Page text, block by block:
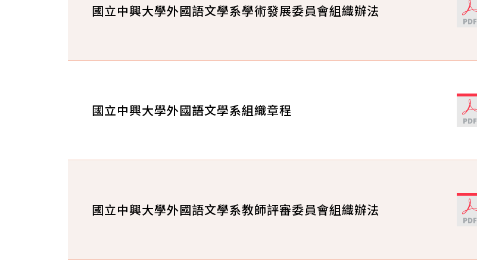
國立中興大學外國語文學系學術發展委員會組織辦法
國立中興大學外國語文學系組織章程
國立中興大學外國語文學系教師評審委員會組織辦法